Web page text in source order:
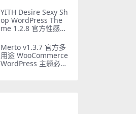
YITH Desire Sexy Sh
op WordPress The
me 1.2.8 官方性感商
Merto v1.3.7 官方多
用途 WooCommerce
WordPress 主题必备